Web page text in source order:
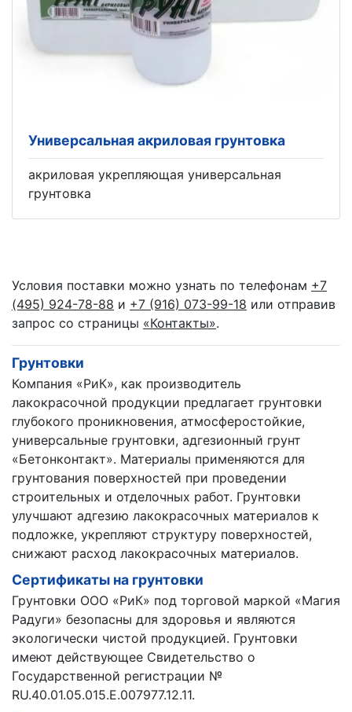
Универсальная акриловая грунтовка
акриловая укрепляющая универсальная
грунтовка
Условия поставки можно узнать по телефонам +7
(495) 924-78-88 и +7 (916) 073-99-18 или отправив
запрос со страницы «Контакты».
Грунтовки
Компания «РиК», как производитель
лакокрасочной продукции предлагает грунтовки
глубокого проникновения, атмосферостойкие,
универсальные грунтовки, адгезионный грунт
«Бетонконтакт». Материалы применяются для
грунтования поверхностей при проведении
строительных и отделочных работ. Грунтовки
улучшают адгезию лакокрасочных материалов к
подложке, укрепляют структуру поверхностей,
снижают расход лакокрасочных материалов.
Сертификаты на грунтовки
Грунтовки ООО «РиК» под торговой маркой «Магия
Радуги» безопасны для здоровья и являются
экологически чистой продукцией. Грунтовки
имеют действующее Свидетельство о
Государственной регистрации №
RU.40.01.05.015.E.007977.12.11.